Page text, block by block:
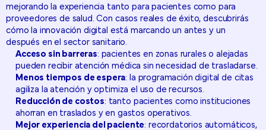
mejorando la experiencia tanto para pacientes como para
proveedores de salud. Con casos reales de éxito, descubrirás
cómo la innovación digital está marcando un antes y un
después en el sector sanitario.
Acceso sin barreras: pacientes en zonas rurales o alejadas
pueden recibir atención médica sin necesidad de trasladarse.
Menos tiempos de espera: la programación digital de citas
agiliza la atención y optimiza el uso de recursos.
Reducción de costos: tanto pacientes como instituciones
ahorran en traslados y en gastos operativos.
Mejor experiencia del paciente: recordatorios automáticos,